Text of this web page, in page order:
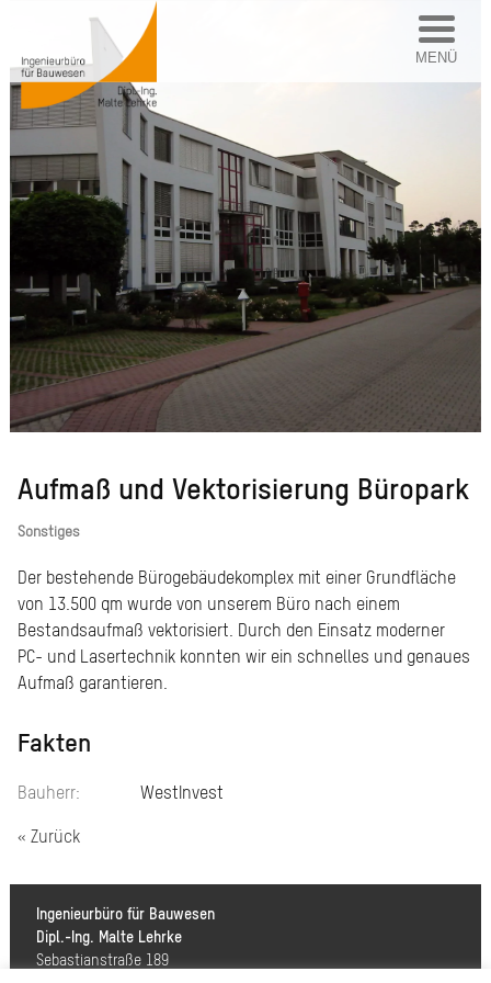
Aufmaß und Vektorisierung Büropark
Sonstiges
Der bestehende Bürogebäudekomplex mit einer Grundfläche
von 13.500 qm wurde von unserem Büro nach einem
Bestandsaufmaß vektorisiert. Durch den Einsatz moderner
PC- und Lasertechnik konnten wir ein schnelles und genaues
Aufmaß garantieren.
Fakten
Bauherr: WestInvest
« Zurück
Ingenieurbüro für Bauwesen
Dipl.-Ing. Malte Lehrke
Sebastianstraße 189
MENÜ